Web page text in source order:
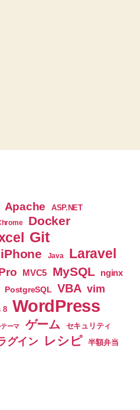
Apache ASP.NET
Docker
Git
iPhone Java Laravel
MVC5 MySQL nginx
PostgreSQL VBA vim
8 WordPress
ーマ ゲーム セキュリティ
グイン レシピ 半額弁当